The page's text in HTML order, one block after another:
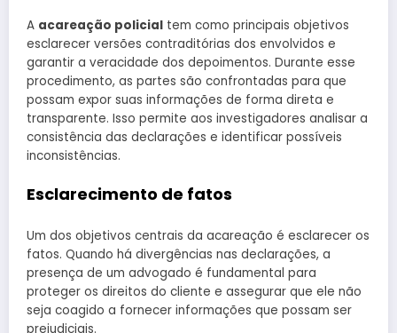
A acareação policial tem como principais objetivos
esclarecer versões contraditórias dos envolvidos e
garantir a veracidade dos depoimentos. Durante esse
procedimento, as partes são confrontadas para que
possam expor suas informações de forma direta e
transparente. Isso permite aos investigadores analisar a
consistência das declarações e identificar possíveis
inconsistências.
Esclarecimento de fatos
Um dos objetivos centrais da acareação é esclarecer os
fatos. Quando há divergências nas declarações, a
presença de um advogado é fundamental para
proteger os direitos do cliente e assegurar que ele não
seja coagido a fornecer informações que possam ser
prejudiciais.